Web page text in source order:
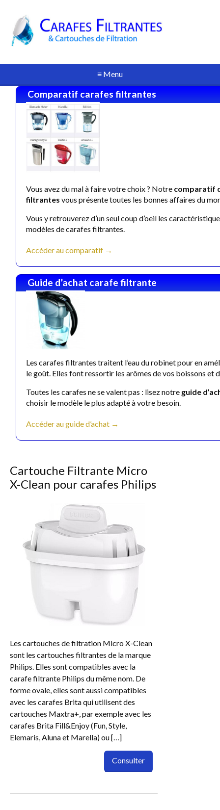
≡ Menu
Comparatif carafes filtrantes
Vous avez du mal à faire votre choix ? Notre comparatif
filtrantes vous présente toutes les bonnes affaires du
Vous y retrouverez d’un seul coup d’oeil les
modèles de carafes filtrantes.
Accéder au comparatif →
Guide d’achat carafe filtrante
Les carafes filtrantes traitent l’eau du robinet pour en
le goût. Elles font ressortir les arômes de vos boissons et
Toutes les carafes ne se valent pas : lisez notre guide
choisir le modèle le plus adapté à votre besoin.
Accéder au guide d’achat →
Cartouche Filtrante Micro
X-Clean pour carafes Philips
Les cartouches de filtration Micro X-Clean
sont les cartouches filtrantes de la marque
Philips. Elles sont compatibles avec la
carafe filtrante Philips du même nom. De
forme ovale, elles sont aussi compatibles
avec les carafes Brita qui utilisent des
cartouches Maxtra+, par exemple avec les
carafes Brita Fill&Enjoy (Fun, Style,
Elemaris, Aluna et Marella) ou […]
Consulter